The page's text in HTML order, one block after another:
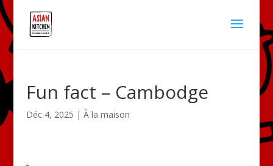
Fun fact – Cambodge
Déc 4, 2025 | À la maison